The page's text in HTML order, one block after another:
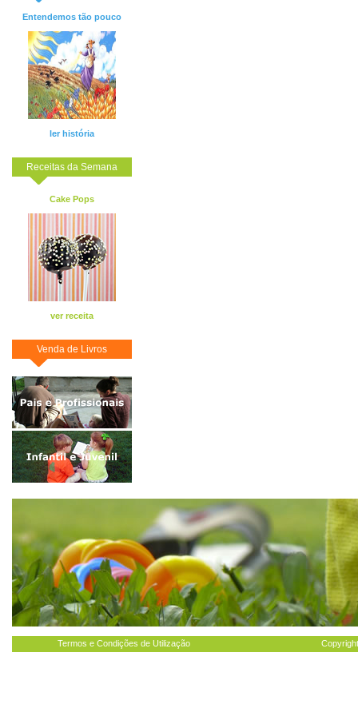
Entendemos tão pouco
ler história
Receitas da Semana
Cake Pops
ver receita
Venda de Livros
Termos e Condições de Utilização